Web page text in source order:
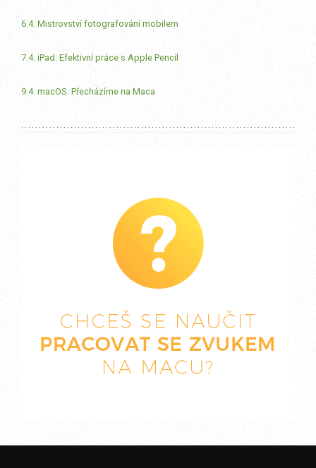
6.4. Mistrovství fotografování mobilem
7.4. iPad: Efektivní práce s Apple Pencil
9.4. macOS: Přecházíme na Maca